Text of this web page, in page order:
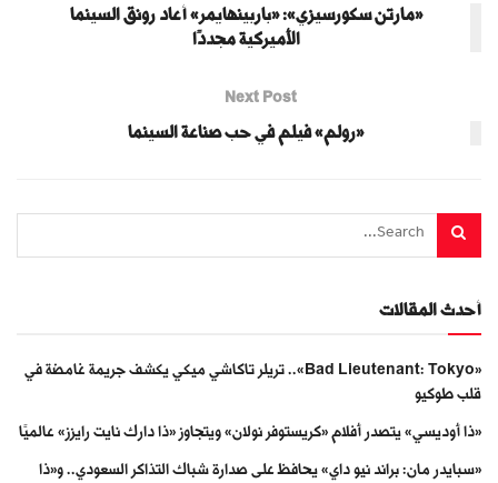
«مارتن سكورسيزي»: «باربينهايمر» أعاد رونق السينما
الأميركية مجددًا
Next Post
«رولم» فيلم في حب صناعة السينما
أحدث المقالات
«Bad Lieutenant: Tokyo».. تريلر تاكاشي ميكي يكشف جريمة غامضة في
قلب طوكيو
«ذا أوديسي» يتصدر أفلام «كريستوفر نولان» ويتجاوز «ذا دارك نايت رايزز» عالميًا
«سبايدر مان: براند نيو داي» يحافظ على صدارة شباك التذاكر السعودي.. و«ذا